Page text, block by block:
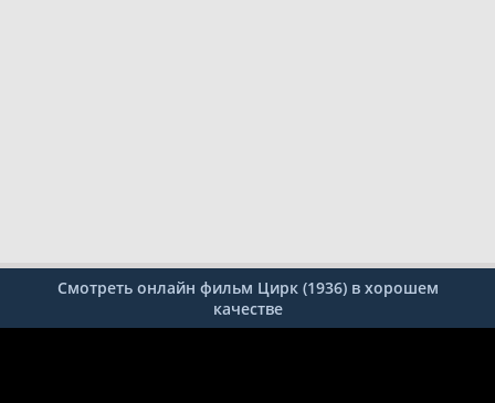
Смотреть онлайн фильм Цирк (1936) в хорошем
качестве